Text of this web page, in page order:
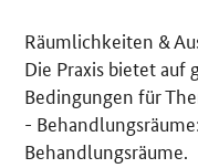
Räumlichkeiten &
Die Praxis bietet auf
Bedingungen für
-
Behandlungsräume.